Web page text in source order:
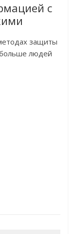
с
защиты
людей